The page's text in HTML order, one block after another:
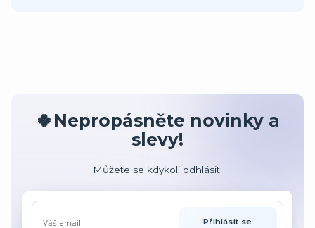
🍀Nepropásněte novinky a
slevy!
Můžete se kdykoli odhlásit.
Přihlásit se